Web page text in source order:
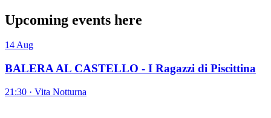
Upcoming events here
14Aug
BALERA AL CASTELLO - I Ragazzi di Piscittina
21:30 · Vita Notturna